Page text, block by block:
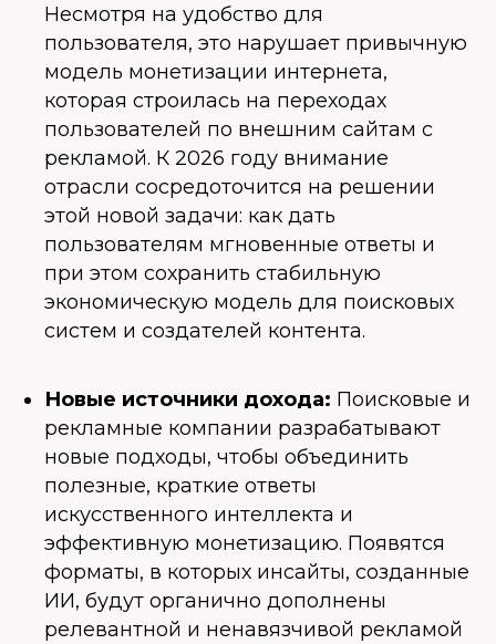
Несмотря на удобство для
пользователя, это нарушает привычную
модель монетизации интернета,
которая строилась на переходах
пользователей по внешним сайтам с
рекламой. К 2026 году внимание
отрасли сосредоточится на решении
этой новой задачи: как дать
пользователям мгновенные ответы и
при этом сохранить стабильную
экономическую модель для поисковых
систем и создателей контента.
Новые источники дохода: Поисковые и
рекламные компании разрабатывают
новые подходы, чтобы объединить
полезные, краткие ответы
искусственного интеллекта и
эффективную монетизацию. Появятся
форматы, в которых инсайты, созданные
ИИ, будут органично дополнены
релевантной и ненавязчивой рекламой